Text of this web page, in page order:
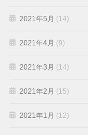
2021年5月 (14)
2021年4月 (9)
2021年3月 (14)
2021年2月 (15)
2021年1月 (12)